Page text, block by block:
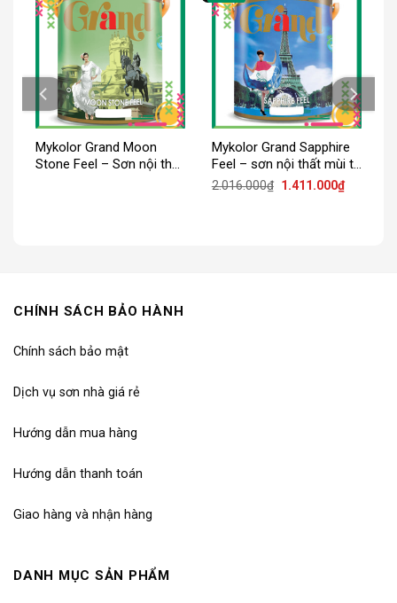
Mykolor Grand Moon
Stone Feel – Sơn nội thất
Mykolor Grand Sapphire
Feel – sơn nội thất mùi tự
nhiên
2.016.000₫ Giá
1.411.000₫Giá
hiện
CHÍNH SÁCH BẢO HÀNH
Chính sách bảo mật
Dịch vụ sơn nhà giá rẻ
Hướng dẫn mua hàng
Hướng dẫn thanh toán
Giao hàng và nhận hàng
DANH MỤC SẢN PHẨM